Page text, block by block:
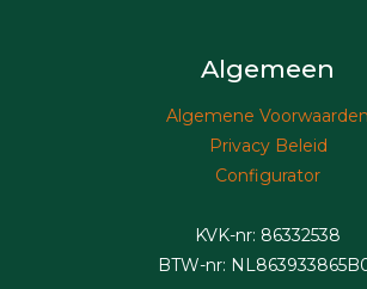
Algemeen
Algemene Voorwaarden
Privacy Beleid
Configurator
KVK-nr: 86332538
BTW-nr: